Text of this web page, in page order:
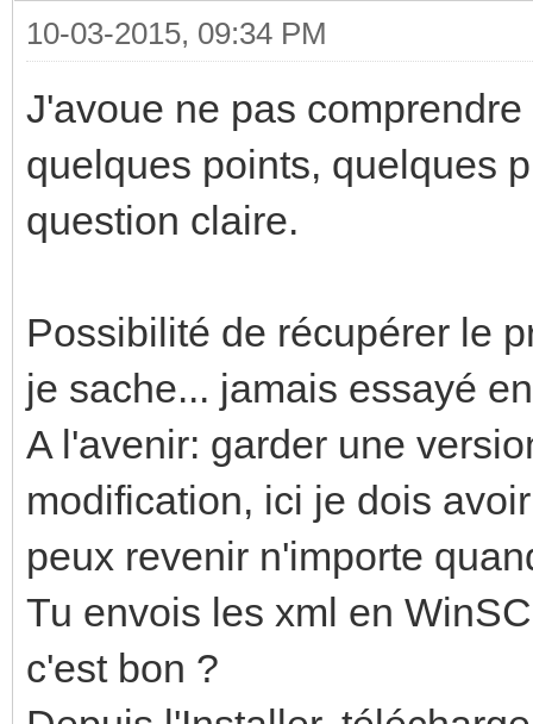
10-03-2015, 09:34 PM
J'avoue ne pas
quelques points, quelques
question claire.
Possibilité de récupérer le
je sache... jamais essayé
A l'avenir: garder une
modification, ici je dois
peux revenir n'importe
Tu envois les xml en
c'est bon ?